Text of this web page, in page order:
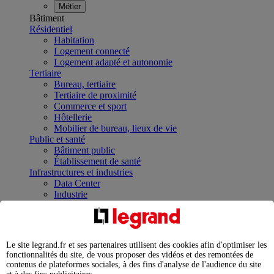
Métier
Bâtiment
Résidentiel
Habitation
Logement connecté
Logement adapté et autonomie
Tertiaire
Bureau, tertiaire
Tertiaire de proximité
Commerce et sport
Hôtellerie
Mobilier de bureau, lieux de vie
Public et santé
Bâtiment public
Établissement de santé
Infrastructures et industries
Data Center
Industrie
Infrastructures
Contrôler et planifier le fonctionnement des appareils
Répartir et optimiser son tableau électrique
Legrand Data Center Solutions : concentrer les
expertises au service de vos performances
Le site legrand.fr et ses partenaires utilisent des cookies afin d'optimiser les
fonctionnalités du site, de vous proposer des vidéos et des remontées de
contenus de plateformes sociales, à des fins d'analyse de l'audience du site